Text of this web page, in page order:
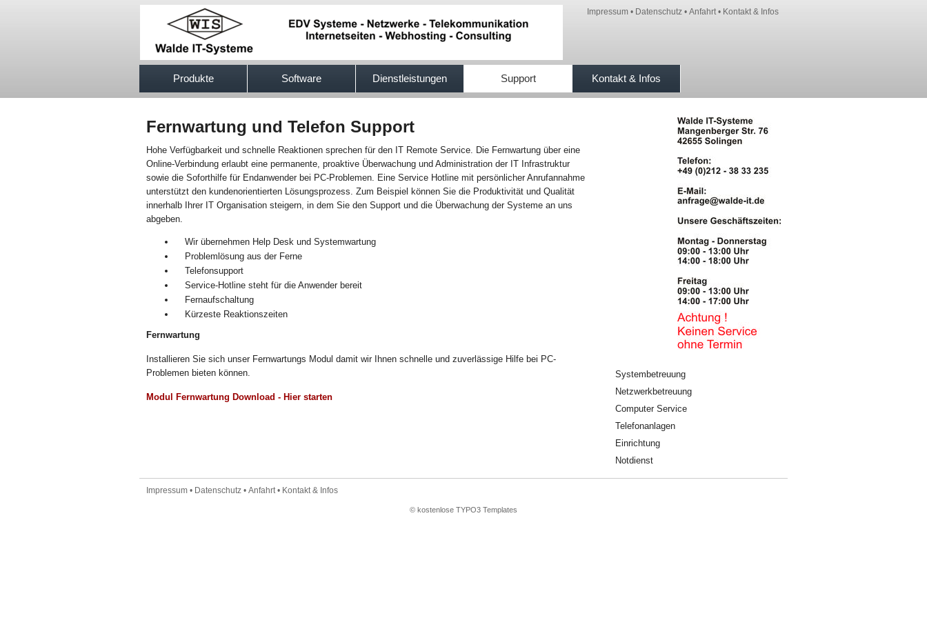
Impressum • Datenschutz • Anfahrt• Kontakt & Infos
Produkte Software Dienstleistungen Support Kontakt & Infos
Fernwartung und Telefon Support
Hohe Verfügbarkeit und schnelle Reaktionen sprechen für den IT Remote Service. Die Fernwartung über eine
Online-Verbindung erlaubt eine permanente, proaktive Überwachung und Administration der IT Infrastruktur
sowie die Soforthilfe für Endanwender bei PC-Problemen. Eine Service Hotline mit persönlicher Anrufannahme
unterstützt den kundenorientierten Lösungsprozess. Zum Beispiel können Sie die Produktivität und Qualität
innerhalb Ihrer IT Organisation steigern, in dem Sie den Support und die Überwachung der Systeme an uns
abgeben.
Wir übernehmen Help Desk und Systemwartung
Problemlösung aus der Ferne
Telefonsupport
Service-Hotline steht für die Anwender bereit
Fernaufschaltung
Kürzeste Reaktionszeiten
Fernwartung
Installieren Sie sich unser Fernwartungs Modul damit wir Ihnen schnelle und zuverlässige Hilfe bei PC-
Problemen bieten können.
Modul Fernwartung Download - Hier starten
Systembetreuung
Netzwerkbetreuung
Computer Service
Telefonanlagen
Einrichtung
Notdienst
Impressum • Datenschutz • Anfahrt• Kontakt & Infos
© kostenlose TYPO3 Templates